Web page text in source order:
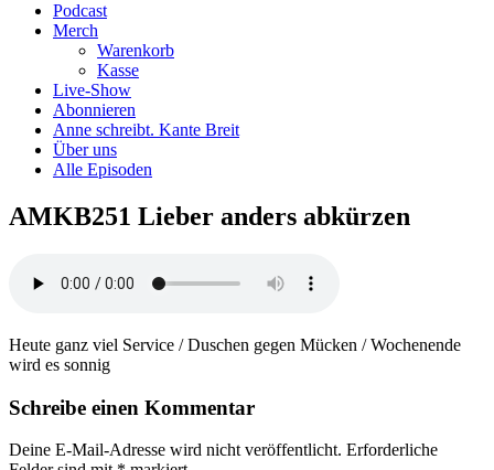
Podcast
Merch
Warenkorb
Kasse
Live-Show
Abonnieren
Anne schreibt. Kante Breit
Über uns
Alle Episoden
AMKB251 Lieber anders abkürzen
Heute ganz viel Service / Duschen gegen Mücken / Wochenende
wird es sonnig
Schreibe einen Kommentar
Deine E-Mail-Adresse wird nicht veröffentlicht. Erforderliche